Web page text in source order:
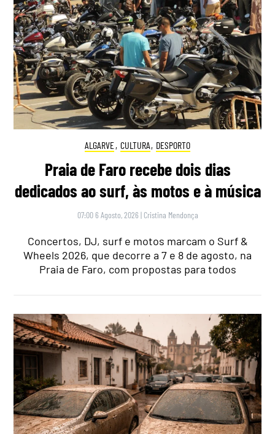
ALGARVE, CULTURA, DESPORTO
Praia de Faro recebe dois dias
dedicados ao surf, às motos e à música
07:00 6 Agosto, 2026 | Cristina Mendonça
Concertos, DJ, surf e motos marcam o Surf &
Wheels 2026, que decorre a 7 e 8 de agosto, na
Praia de Faro, com propostas para todos